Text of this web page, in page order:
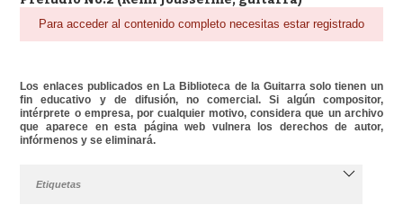
Para acceder al contenido completo necesitas estar registrado
Los enlaces publicados en La Biblioteca de la Guitarra solo tienen un
fin educativo y de difusión, no comercial. Si algún compositor,
intérprete o empresa, por cualquier motivo, considera que un archivo
que aparece en esta página web vulnera los derechos de autor,
infórmenos y se eliminará.
Etiquetas